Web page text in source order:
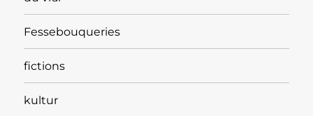
Fessebouqueries
fictions
kultur